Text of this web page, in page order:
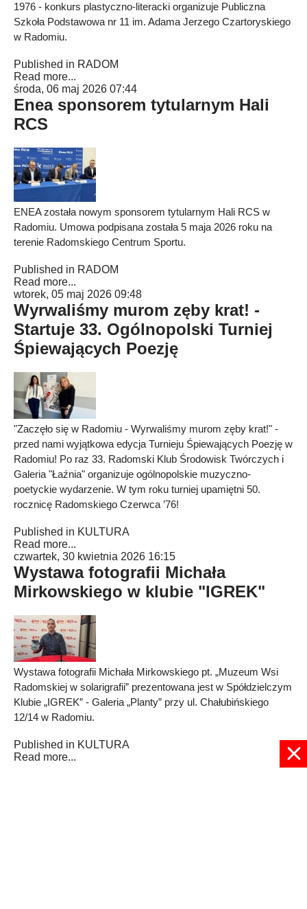
1976 - konkurs plastyczno-literacki organizuje Publiczna
Szkoła Podstawowa nr 11 im. Adama Jerzego Czartoryskiego
w Radomiu.
Published in RADOM
Read more...
środa, 06 maj 2026 07:44
Enea sponsorem tytularnym Hali
RCS
ENEA została nowym sponsorem tytularnym Hali RCS w
Radomiu. Umowa podpisana została 5 maja 2026 roku na
terenie Radomskiego Centrum Sportu.
Published in RADOM
Read more...
wtorek, 05 maj 2026 09:48
Wyrwaliśmy murom zęby krat! -
Startuje 33. Ogólnopolski Turniej
Śpiewających Poezję
"Zaczęło się w Radomiu - Wyrwaliśmy murom zęby krat!" -
przed nami wyjątkowa edycja Turnieju Śpiewających Poezję w
Radomiu! Po raz 33. Radomski Klub Środowisk Twórczych i
Galeria "Łaźnia" organizuje ogólnopolskie muzyczno-
poetyckie wydarzenie. W tym roku turniej upamiętni 50.
rocznicę Radomskiego Czerwca ’76!
Published in KULTURA
Read more...
czwartek, 30 kwietnia 2026 16:15
Wystawa fotografii Michała
Mirkowskiego w klubie "IGREK"
Wystawa fotografii Michała Mirkowskiego pt. „Muzeum Wsi
Radomskiej w solarigrafii” prezentowana jest w Spółdzielczym
Klubie „IGREK” - Galeria „Planty” przy ul. Chałubińskiego
12/14 w Radomiu.
Published in KULTURA
Read more...